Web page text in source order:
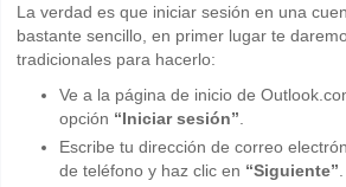
La verdad es que iniciar sesión en una
bastante sencillo, en primer lugar te
tradicionales para hacerlo:
Ve a la página de inicio de
opción “Iniciar sesión”
Escribe tu dirección de correo
de teléfono y haz clic en “Siguiente”